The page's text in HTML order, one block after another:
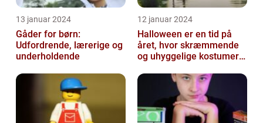
13 januar 2024
Gåder for børn:
Udfordrende, lærerige og
underholdende
12 januar 2024
Halloween er en tid på
året, hvor skræmmende
og uhyggelige kostumer